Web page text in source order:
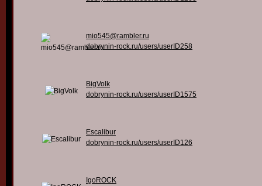
mio545@rambler.ru
dobrynin-rock.ru/users/userID258
BigVolk
dobrynin-rock.ru/users/userID1575
Escalibur
dobrynin-rock.ru/users/userID126
IgoROCK